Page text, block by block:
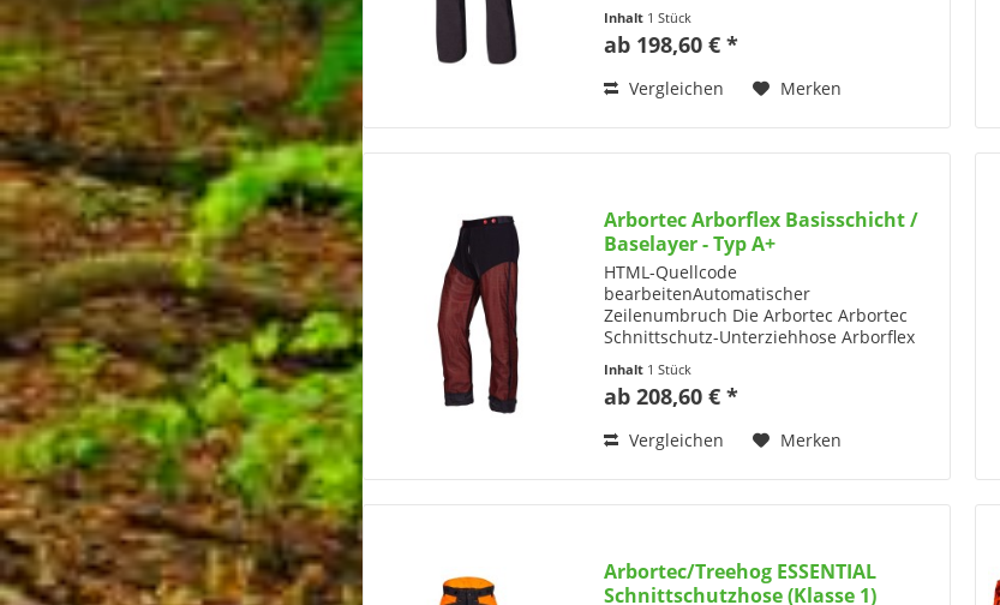
Arbortec: Maximale Flexibilität: Die
bequeme und äußerst...
Inhalt 1 Stück
ab 198,60 € *
Vergleichen Merken
Arbortec Arborflex Basisschicht /
Baselayer - Typ A+
HTML-Quellcode
bearbeitenAutomatischer
Zeilenumbruch Die Arbortec Arbortec
Schnittschutz-Unterziehhose Arborflex
Wadenschnittschutz -
Schnittschutzklasse 1 (20m/s)
Inhalt 1 Stück
ab 208,60 € *
Vergleichen Merken
Arbortec/Treehog ESSENTIAL
Schnittschutzhose (Klasse 1)